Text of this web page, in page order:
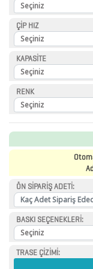
BARDAK
ALTLIKLARI
BİTKİ
YETİŞTİRME
ÜRÜNLERİ
BLOKNOTLAR
TORNAVİDA
SETİ
ÇAKMAKLAR
ÇİP HIZ
KAPASİTE
RENK
ÖN SİPARİŞ ADETİ:
BASKI SEÇENEKLERİ:
TRASE ÇİZİMİ: